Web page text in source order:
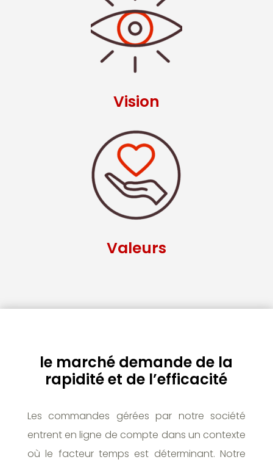
Vision
Valeurs
le marché demande de la
rapidité et de l’efficacité
Les commandes gérées par notre société
entrent en ligne de compte dans un contexte
où le facteur temps est déterminant. Notre